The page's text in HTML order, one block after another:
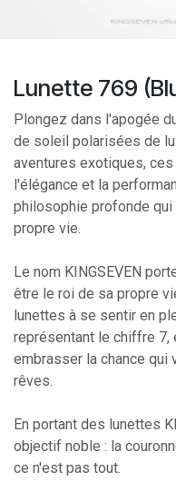
Lunette 769
Plongez dans l'apogée
de soleil polarisées de
aventures exotiques,
l'élégance et la
philosophie profonde
propre vie.
Le nom KINGSEVEN
être le roi de sa propre
lunettes à se sentir en
représentant le chiffre 7,
embrasser la chance qui
rêves.
En portant des lunettes
objectif noble : la
ce n'est pas tout.